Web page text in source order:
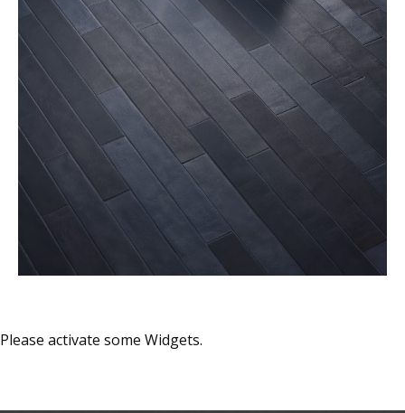
Please activate some Widgets.